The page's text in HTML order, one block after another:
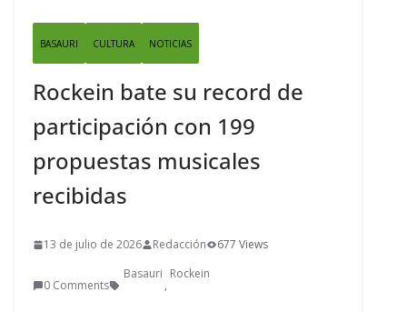
BASAURI CULTURA NOTICIAS
Rockein bate su record de
participación con 199
propuestas musicales
recibidas
13 de julio de 2026 Redacción 677 Views
0 Comments
Basauri
,
Rockein